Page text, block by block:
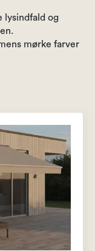
lysindfald og
mørke farver